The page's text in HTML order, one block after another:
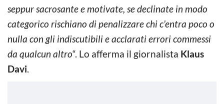
seppur sacrosante e motivate, se declinate in modo
categorico rischiano di penalizzare chi c’entra poco o
nulla con gli indiscutibili e acclarati errori commessi
da qualcun altro“. Lo afferma il giornalista Klaus
Davi.